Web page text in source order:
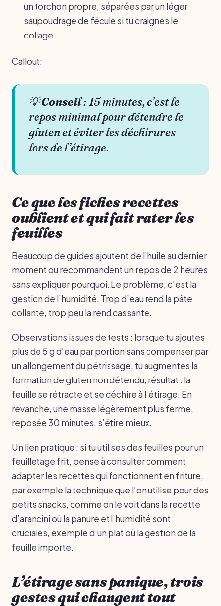
un torchon propre, séparées par un léger
saupoudrage de fécule si tu craignes le
collage.
Callout:
💡Conseil: 15 minutes, c’est le
repos minimal pour détendre le
gluten et éviter les déchirures
lors de l’étirage.
Ce que les fiches recettes
oublient et qui fait rater les
feuilles
Beaucoup de guides ajoutent de l’huile au dernier
moment ou recommandent un repos de 2 heures
sans expliquer pourquoi. Le problème, c’est la
gestion de l’humidité. Trop d’eau rend la pâte
collante, trop peu la rend cassante.
Observations issues de tests : lorsque tu ajoutes
plus de 5 g d’eau par portion sans compenser par
un allongement du pétrissage, tu augmentes la
formation de gluten non détendu, résultat : la
feuille se rétracte et se déchire à l’étirage. En
revanche, une masse légèrement plus ferme,
reposée 30 minutes, s’étire mieux.
Un lien pratique : si tu utilises des feuilles pour un
feuilletage frit, pense à consulter comment
adapter les recettes qui fonctionnent en friture,
par exemple la technique que l’on utilise pour des
petits snacks, comme on le voit dans la recette
d’arancini où la panure et l’humidité sont
cruciales, exemple d’un plat où la gestion de la
feuille importe.
L’étirage sans panique, trois
gestes qui changent tout